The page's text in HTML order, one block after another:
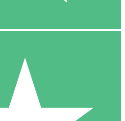
10 Downloads
20 00